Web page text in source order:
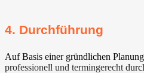
4. Durchführung
Auf Basis einer gründlichen
professionell und termingerecht